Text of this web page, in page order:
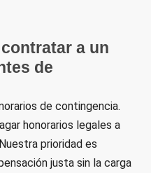
a un
de
de contingencia.
honorarios legales a
prioridad es
justa sin la carga